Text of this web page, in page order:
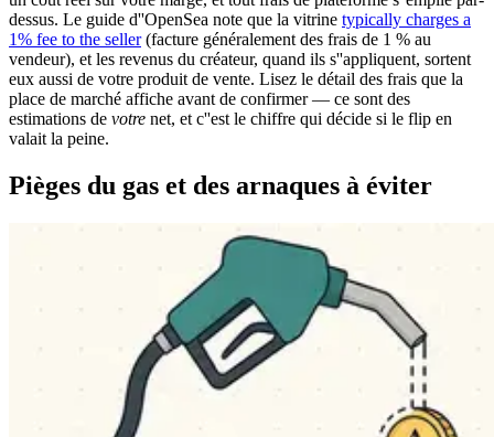
dessus. Le guide d''OpenSea note que la vitrine typically charges a
1% fee to the seller(facture généralement des frais de 1 % au
vendeur), et les revenus du créateur, quand ils s''appliquent, sortent
eux aussi de votre produit de vente. Lisez le détail des frais que la
place de marché affiche avant de confirmer — ce sont des
estimations de votre net, et c''est le chiffre qui décide si le flip en
valait la peine.
Pièges du gas et des arnaques à éviter